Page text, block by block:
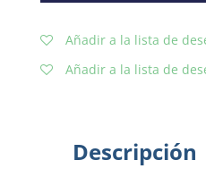
Añadir a la lista de
Añadir a la lista de
Descripción